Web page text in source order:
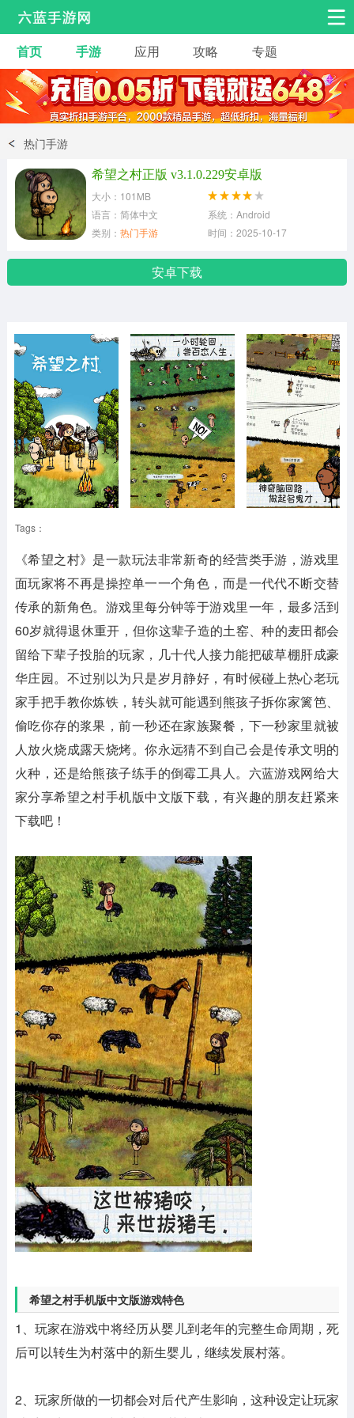
安卓手游 手游工具
热门手游 角色扮演 益智休闲
动作射击
冒险解谜
体育竞技
首页 手游 应用 攻略 专题
热门手游
希望之村正版 v3.1.0.229安卓版
大小：101MB
语言：简体中文
系统：Android
类别： 热门手游 时间：2025-10-17
安卓下载
Tags：
《希望之村》是一款玩法非常新奇的经营类手游，游戏里
面玩家将不再是操控单一一个角色，而是一代代不断交替
传承的新角色。游戏里每分钟等于游戏里一年，最多活到
60岁就得退休重开，但你这辈子造的土窑、种的麦田都会
留给下辈子投胎的玩家，几十代人接力能把破草棚肝成豪
华庄园。不过别以为只是岁月静好，有时候碰上热心老玩
家手把手教你炼铁，转头就可能遇到熊孩子拆你家篱笆、
偷吃你存的浆果，前一秒还在家族聚餐，下一秒家里就被
人放火烧成露天烧烤。你永远猜不到自己会是传承文明的
火种，还是给熊孩子练手的倒霉工具人。六蓝游戏网给大
家分享希望之村手机版中文版下载，有兴趣的朋友赶紧来
下载吧！
希望之村手机版中文版游戏特色
1、玩家在游戏中将经历从婴儿到老年的完整生命周期，死
后可以转生为村落中的新生婴儿，继续发展村落。
2、玩家所做的一切都会对后代产生影响，这种设定让玩家